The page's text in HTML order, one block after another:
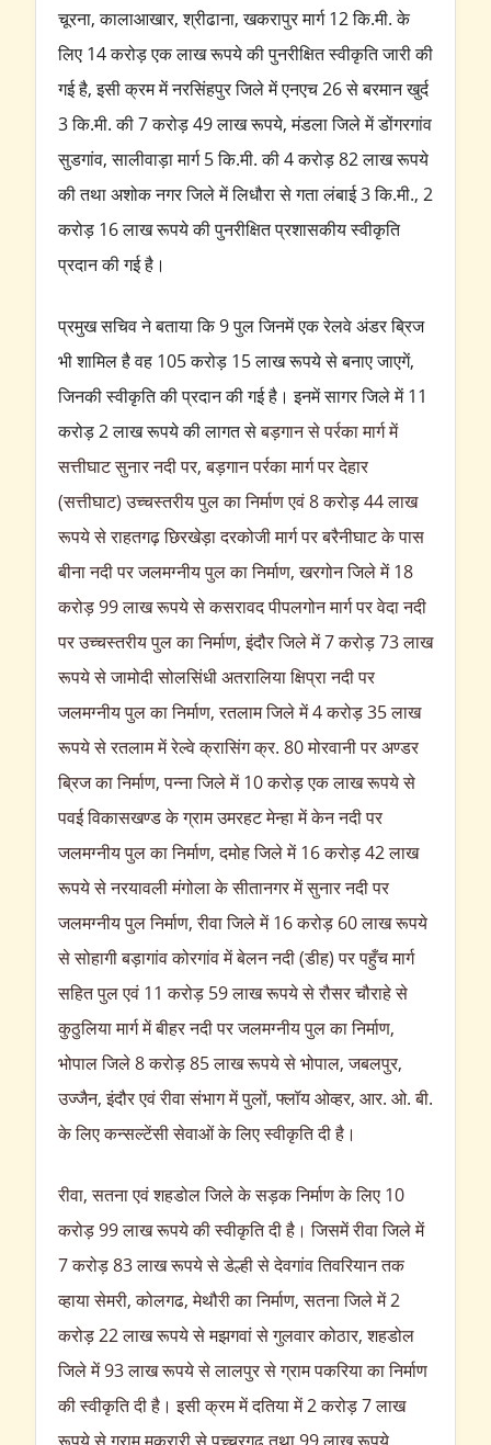
चूरना, कालाआखार, श्रीढाना, खकरापुर मार्ग 12 कि.मी. के
लिए 14 करोड़ एक लाख रूपये की पुनरीक्षित स्वीकृति जारी की
गई है, इसी क्रम में नरसिंहपुर जिले में एनएच 26 से बरमान खुर्द
3 कि.मी. की 7 करोड़ 49 लाख रूपये, मंडला जिले में डोंगरगांव
सुडगांव, सालीवाड़ा मार्ग 5 कि.मी. की 4 करोड़ 82 लाख रूपये
की तथा अशोक नगर जिले में लिधौरा से गता लंबाई 3 कि.मी., 2
करोड़ 16 लाख रूपये की पुनरीक्षित प्रशासकीय स्वीकृति
प्रदान की गई है।
प्रमुख सचिव ने बताया कि 9 पुल जिनमें एक रेलवे अंडर ब्रिज
भी शामिल है वह 105 करोड़ 15 लाख रूपये से बनाए जाएगें,
जिनकी स्वीकृति की प्रदान की गई है। इनमें सागर जिले में 11
करोड़ 2 लाख रूपये की लागत सेबड़गान से पर्रका मार्ग में
सत्तीघाट सुनार नदी पर, बड़गान पर्रका मार्ग पर देहार
(सत्तीघाट) उच्चस्तरीय पुल का निर्माण एवं 8 करोड़ 44 लाख
रूपये से राहतगढ़ छिरखेड़ा दरकोजी मार्ग पर बरैनीघाट के पास
बीना नदी पर जलमग्नीय पुल का निर्माण, खरगोन जिले में 18
करोड़ 99 लाख रूपये से कसरावद पीपलगोन मार्ग पर वेदा नदी
पर उच्चस्तरीय पुल का निर्माण, इंदौर जिले में 7 करोड़ 73 लाख
रूपये से जामोदी सोलसिंधी अतरालिया क्षिप्रा नदी पर
जलमग्नीय पुल का निर्माण, रतलाम जिले में 4 करोड़ 35 लाख
रूपये से रतलाम में रेल्वे क्रासिंग क्र. 80 मोरवानी पर अण्डर
ब्रिज का निर्माण, पन्ना जिले में 10 करोड़ एक लाख रूपये से
पवई विकासखण्ड के ग्राम उमरहट मेन्हा में केन नदी पर
जलमग्नीय पुल का निर्माण, दमोह जिले में 16 करोड़ 42 लाख
रूपये से नरयावली मंगोला के सीतानगर में सुनार नदी पर
जलमग्नीय पुल निर्माण, रीवा जिले में 16 करोड़ 60 लाख रूपये
से सोहागी बड़ागांव कोरगांव में बेलन नदी (डीह) पर पहुँच मार्ग
सहित पुल एवं 11 करोड़ 59 लाख रूपये से रौसर चौराहे से
कुठुलिया मार्ग में बीहर नदी पर जलमग्नीय पुल का निर्माण,
भोपाल जिले 8 करोड़ 85 लाख रूपये से भोपाल, जबलपुर,
उज्जैन, इंदौर एवं रीवा संभाग में पुलों, फ्लॉय ओव्हर, आर. ओ. बी.
के लिए कन्सल्टेंसी सेवाओं के लिए स्वीकृति दी है।
रीवा, सतना एवं शहडोल जिले के सड़क निर्माण के लिए 10
करोड़ 99 लाख रूपये की स्वीकृति दी है। जिसमें रीवा जिले में
7 करोड़ 83 लाख रूपये से डेल्ही से देवगांव तिवरियान तक
व्हाया सेमरी, कोलगढ, मेथौरी का निर्माण, सतना जिले में 2
करोड़ 22 लाख रूपये से मझगवां से गुलवार कोठार, शहडोल
जिले में 93 लाख रूपये से लालपुर से ग्राम पकरिया का निर्माण
की स्वीकृति दी है। इसी क्रम में दतिया में 2 करोड़ 7 लाख